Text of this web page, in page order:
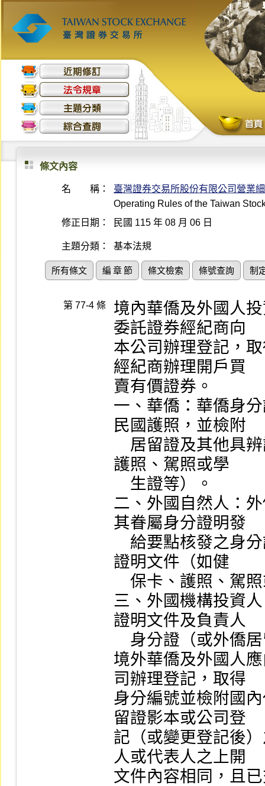
條文內容
名 稱：
臺灣證券交易所股份有限公司營業
Operating Rules of the Taiwan
修正日期：
民國 115 年 08 月 06 日
主題分類： 基本法規
所有條文 編 章 節 條文檢索 條號查詢 制
第 77-4 條
境內華僑及外國人
委託證券經紀商向
本公司辦理登記，
經紀商辦理開戶買
賣有價證券。
一、華僑：華僑身
民國護照，並檢附
護照、駕照或學
二、外國自然人：
其眷屬身分證明發
證明文件（如健
三、外國機構投資
證明文件及負責人
境外華僑及外國人
司辦理登記，取得
身分編號並檢附國
留證影本或公司登
記（或變更登記後
人或代表人之上開
文件內容相同，且